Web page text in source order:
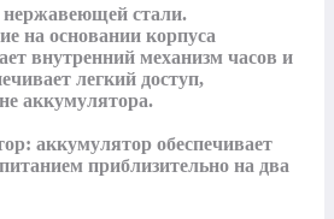
стали.
внутренний механизм часов и
легкий доступ,
аккумулятора.
аккумулятор обеспечивает
приблизительно на два